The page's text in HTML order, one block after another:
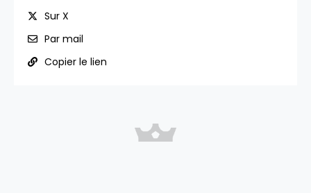
Sur X
Par mail
Copier le lien